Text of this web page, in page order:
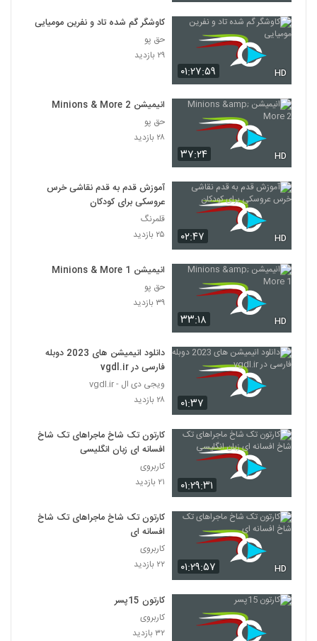
۰۱:۲۷:۵۹ HD
کاوشگر گم شده تاد و نفرین مومیایی
حق پو
۲۹ بازدید
۳۷:۲۴ HD
انیمیشن Minions & More 2
حق پو
۲۸ بازدید
۰۲:۴۷ HD
آموزش قدم به قدم نقاشی خرس
عروسکی برای کودکان
قلمرنگ
۲۵ بازدید
۳۳:۱۸ HD
انیمیشن Minions & More 1
حق پو
۳۹ بازدید
۰۱:۳۷
دانلود انیمیشن های 2023 دوبله
فارسی در vgdl.ir
ویجی دی ال - vgdl.ir
۲۸ بازدید
۰۱:۲۹:۳۱
کارتون تک شاخ ماجراهای تک شاخ
افسانه ای زبان انگلیسی
کاربروی
۲۱ بازدید
۰۱:۲۹:۵۷ HD
کارتون تک شاخ ماجراهای تک شاخ
افسانه ای
کاربروی
۲۲ بازدید
کارتون 15پسر
کاربروی
۳۲ بازدید